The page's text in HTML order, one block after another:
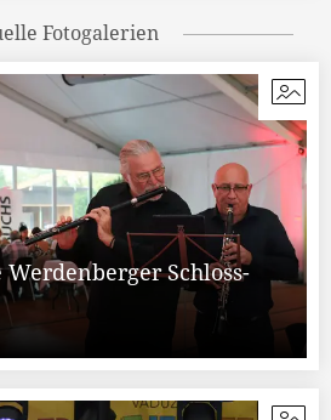
Fotogalerien
Schloss-